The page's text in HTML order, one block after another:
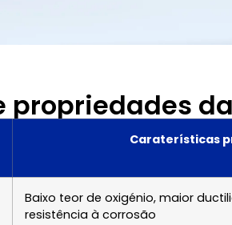
propriedades
Caraterísticas
Baixo teor de oxigénio, maior
resistência à corrosão